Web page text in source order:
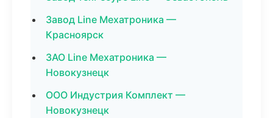
Завод Line Мехатроника —
Красноярск
ЗАО Line Мехатроника —
Новокузнецк
ООО Индустрия Комплект —
Новокузнецк